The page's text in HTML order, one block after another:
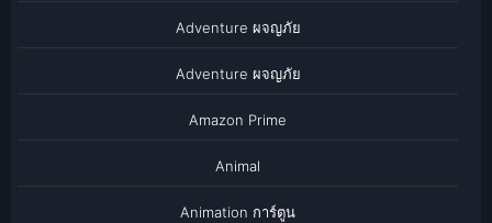
Adventure ผจญภัย
Adventure ผจญภัย
Amazon Prime
Animal
Animation การ์ตูน